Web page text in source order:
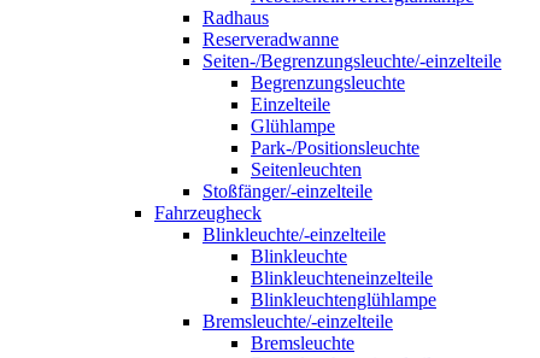
Radhaus
Reserveradwanne
Seiten-/Begrenzungsleuchte/-einzelteile
Begrenzungsleuchte
Einzelteile
Glühlampe
Park-/Positionsleuchte
Seitenleuchten
Stoßfänger/-einzelteile
Fahrzeugheck
Blinkleuchte/-einzelteile
Blinkleuchte
Blinkleuchteneinzelteile
Blinkleuchtenglühlampe
Bremsleuchte/-einzelteile
Bremsleuchte